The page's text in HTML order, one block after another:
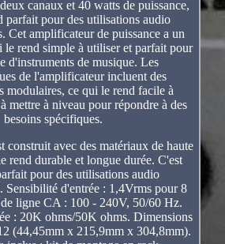
canaux et 40 watts de puissance,
parfait pour des utilisations audio
Cet amplificateur de puissance a un
le rend simple à utiliser et parfait pour
d'instruments de musique. Les
de l'amplificateur incluent des
modulaires, ce qui le rend facile à
mettre à niveau pour répondre à des
besoins spécifiques.
construit avec des matériaux de haute
rend durable et longue durée. C'est
pour des utilisations audio
Sensibilité d'entrée : 1,4Vrms pour 8
ligne CA : 100 - 240V, 50/60 Hz.
: 20K ohms/50K ohms. Dimensions
(44,45mm x 215,9mm x 304,8mm).